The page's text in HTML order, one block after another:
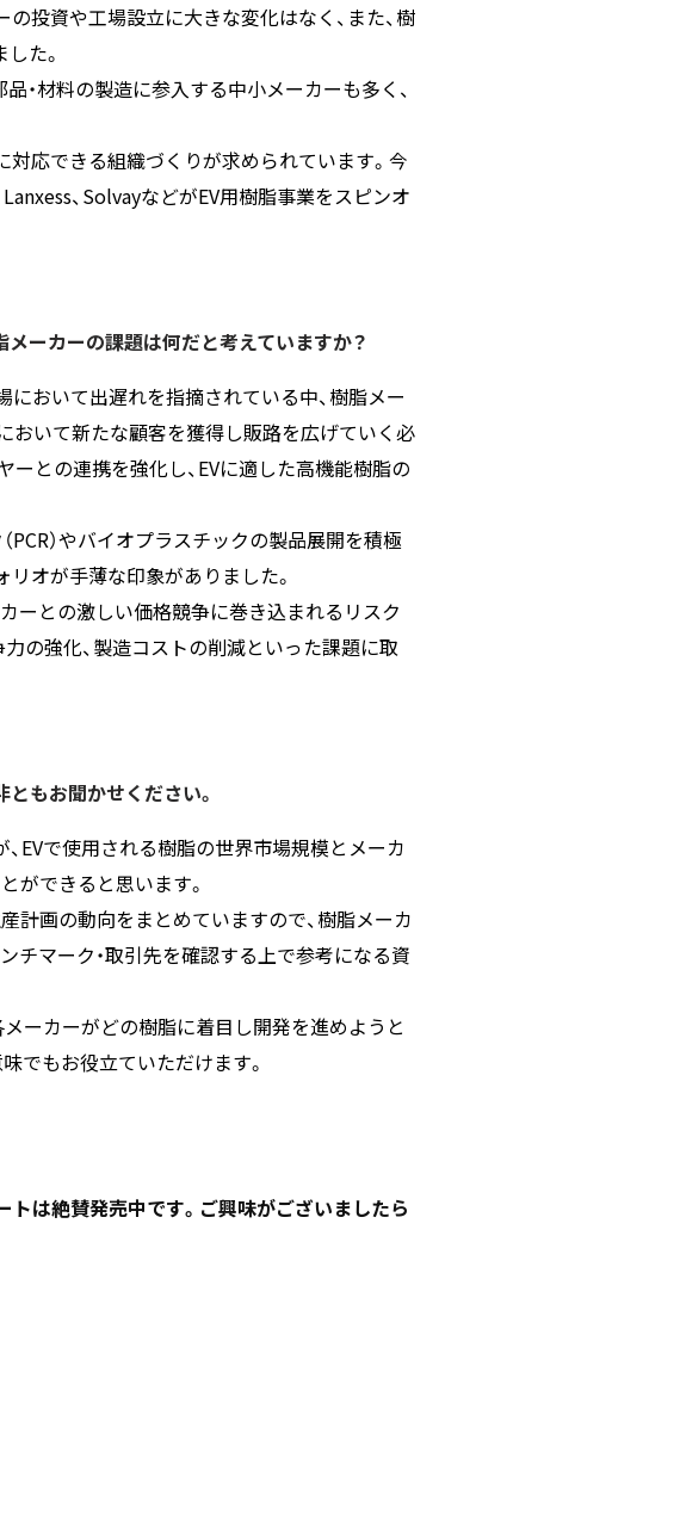
投資や工場設立に大きな変化はなく、また、樹
た。
・材料の製造に参入する中小メーカーも多く、
応できる組織づくりが求められています。今
、SolvayなどがEV用樹脂事業をスピンオ
ーカーの課題は何だと考えていますか？
おいて出遅れを指摘されている中、樹脂メー
おいて新たな顧客を獲得し販路を広げていく必
との連携を強化し、EVに適した高機能樹脂の
PCR）やバイオプラスチックの製品展開を積極
オが手薄な印象がありました。
ーとの激しい価格競争に巻き込まれるリスク
の強化、製造コストの削減といった課題に取
もお聞かせください。
EVで使用される樹脂の世界市場規模とメーカ
ができると思います。
計画の動向をまとめていますので、樹脂メーカ
チマーク・取引先を確認する上で参考になる資
メーカーがどの樹脂に着目し開発を進めようと
でもお役立ていただけます。
トは絶賛発売中です。ご興味がございましたら